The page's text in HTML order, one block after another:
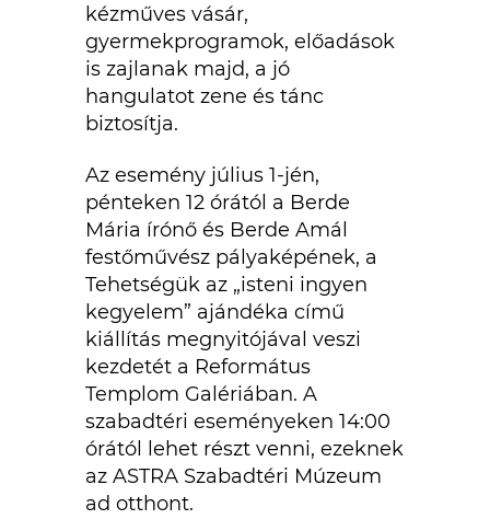
kézműves vásár,
gyermekprogramok, előadások
is zajlanak majd, a jó
hangulatot zene és tánc
biztosítja.
Az esemény július 1-jén,
pénteken 12 órától a Berde
Mária írónő és Berde Amál
festőművész pályaképének, a
Tehetségük az „isteni ingyen
kegyelem” ajándéka című
kiállítás megnyitójával veszi
kezdetét a Református
Templom Galériában. A
szabadtéri eseményeken 14:00
órától lehet részt venni, ezeknek
az ASTRA Szabadtéri Múzeum
ad otthont.